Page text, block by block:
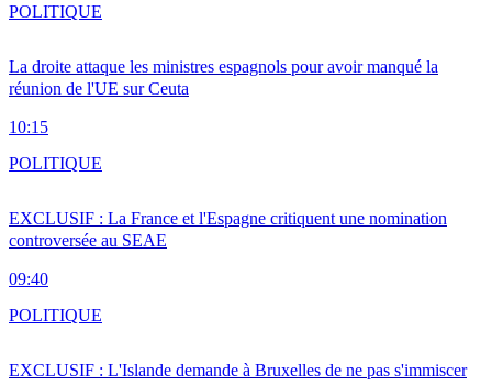
La droite attaque les ministres espagnols pour avoir manqué la
réunion de l'UE sur Ceuta
10:15
POLITIQUE
EXCLUSIF : La France et l'Espagne critiquent une nomination
controversée au SEAE
09:40
POLITIQUE
EXCLUSIF : L'Islande demande à Bruxelles de ne pas s'immiscer
POLITIQUE